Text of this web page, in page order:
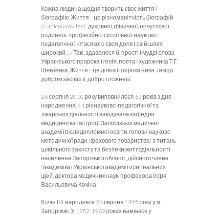
Кожна людина щодня творить своє життя і
біографію. Життя – це різноманітність біографій
(curriculumvitae): духовної, фізичної, почуттєвої,
родинної, професійно-суспільної, науково-
педагогічної. «У всякого своя доля і свій шлях
широкий…». Такі, здавалося б, прості і мудрі слова
Українського пророка і генія, поета і художника Т.Г.
Шевченка. Життя – це довга і широка нива, і якщо
добром засієш її, добро і пожнеш.
26 серпня 2010 року виповнилося 65 років з дня
народження, 41 рік науково-педагогічної та
лікарської діяльності завідувача кафедри
медицини катастроф Запорізької медичної
академії післядипломної освіти, голови науково-
методичної ради (фахового товариства) з питань
цивільного захисту та безпеки життєдіяльності
населення Запорізької області, дійсного члена
(академіка) Української академії оригінальних
ідей, доктора медичних наук, професора Ігоря
Васильовича Кочіна.
Кочін І.В. народився 26 серпня 1945 року у м.
Запоріжжі. У 1952-1963 роках навчався у